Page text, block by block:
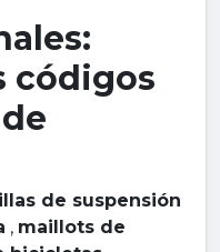
códigos
de suspensión
, maillots de